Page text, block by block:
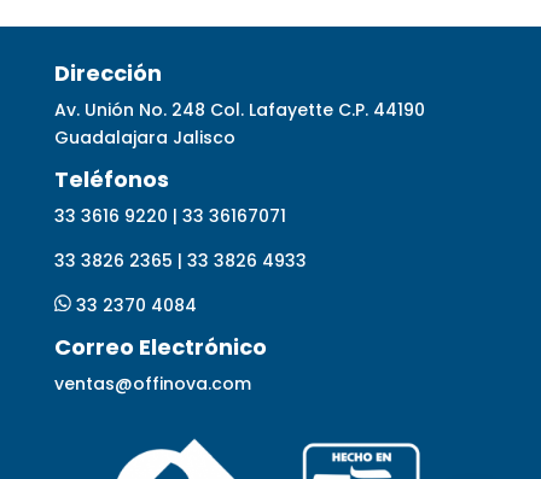
Dirección
Av. Unión No. 248 Col. Lafayette C.P. 44190
Guadalajara Jalisco
Teléfonos
33 3616 9220 | 33 36167071
33 3826 2365 | 33 3826 4933
33 2370 4084
Correo Electrónico
ventas@offinova.com